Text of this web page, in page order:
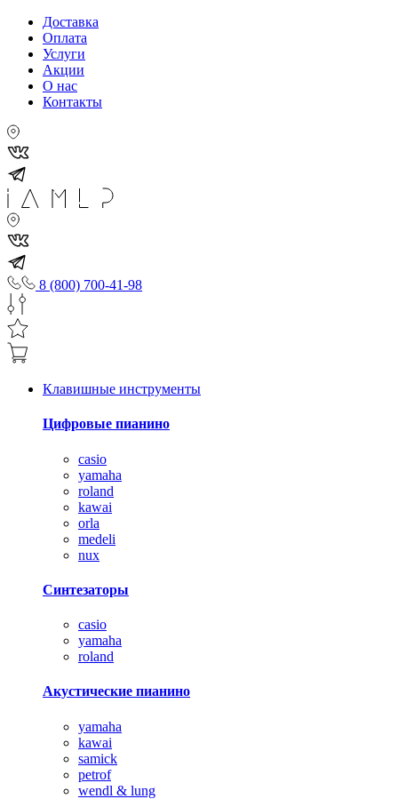
Доставка
Оплата
Услуги
Акции
О нас
Контакты
8 (800) 700-41-98
Клавишные инструменты
Цифровые пианино
casio
yamaha
roland
kawai
orla
medeli
nux
Синтезаторы
casio
yamaha
roland
Акустические пианино
yamaha
kawai
samick
petrof
wendl & lung